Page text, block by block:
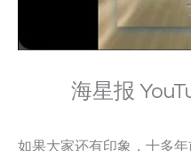
海星报
如果大家还有印象，十多